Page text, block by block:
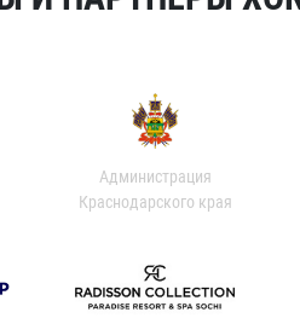
Администрация
Краснодарского края